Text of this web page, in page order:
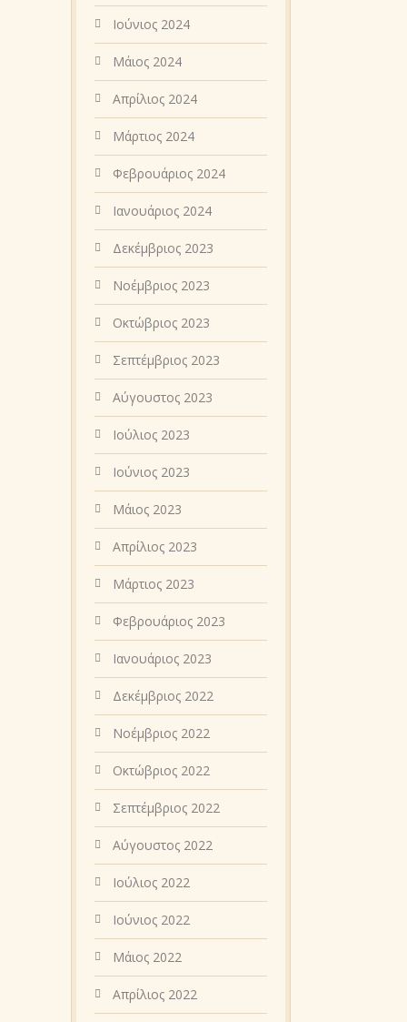
Ιούνιος 2024
Μάιος 2024
Απρίλιος 2024
Μάρτιος 2024
Φεβρουάριος 2024
Ιανουάριος 2024
Δεκέμβριος 2023
Νοέμβριος 2023
Οκτώβριος 2023
Σεπτέμβριος 2023
Αύγουστος 2023
Ιούλιος 2023
Ιούνιος 2023
Μάιος 2023
Απρίλιος 2023
Μάρτιος 2023
Φεβρουάριος 2023
Ιανουάριος 2023
Δεκέμβριος 2022
Νοέμβριος 2022
Οκτώβριος 2022
Σεπτέμβριος 2022
Αύγουστος 2022
Ιούλιος 2022
Ιούνιος 2022
Μάιος 2022
Απρίλιος 2022